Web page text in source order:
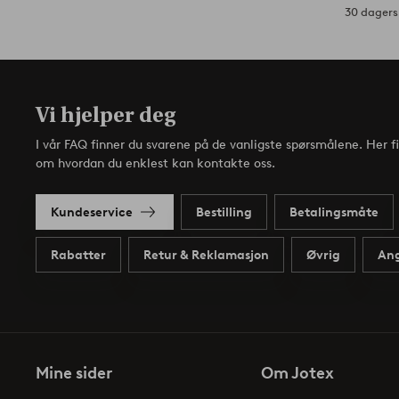
30
Vi hjelper deg
I vår FAQ finner du svarene på de vanligste spørsmålene. Her
om hvordan du enklest kan kontakte oss.
Kundeservice Bestilling Betalingsmåte
Rabatter Retur & Reklamasjon Øvrig
Mine sider Om Jotex